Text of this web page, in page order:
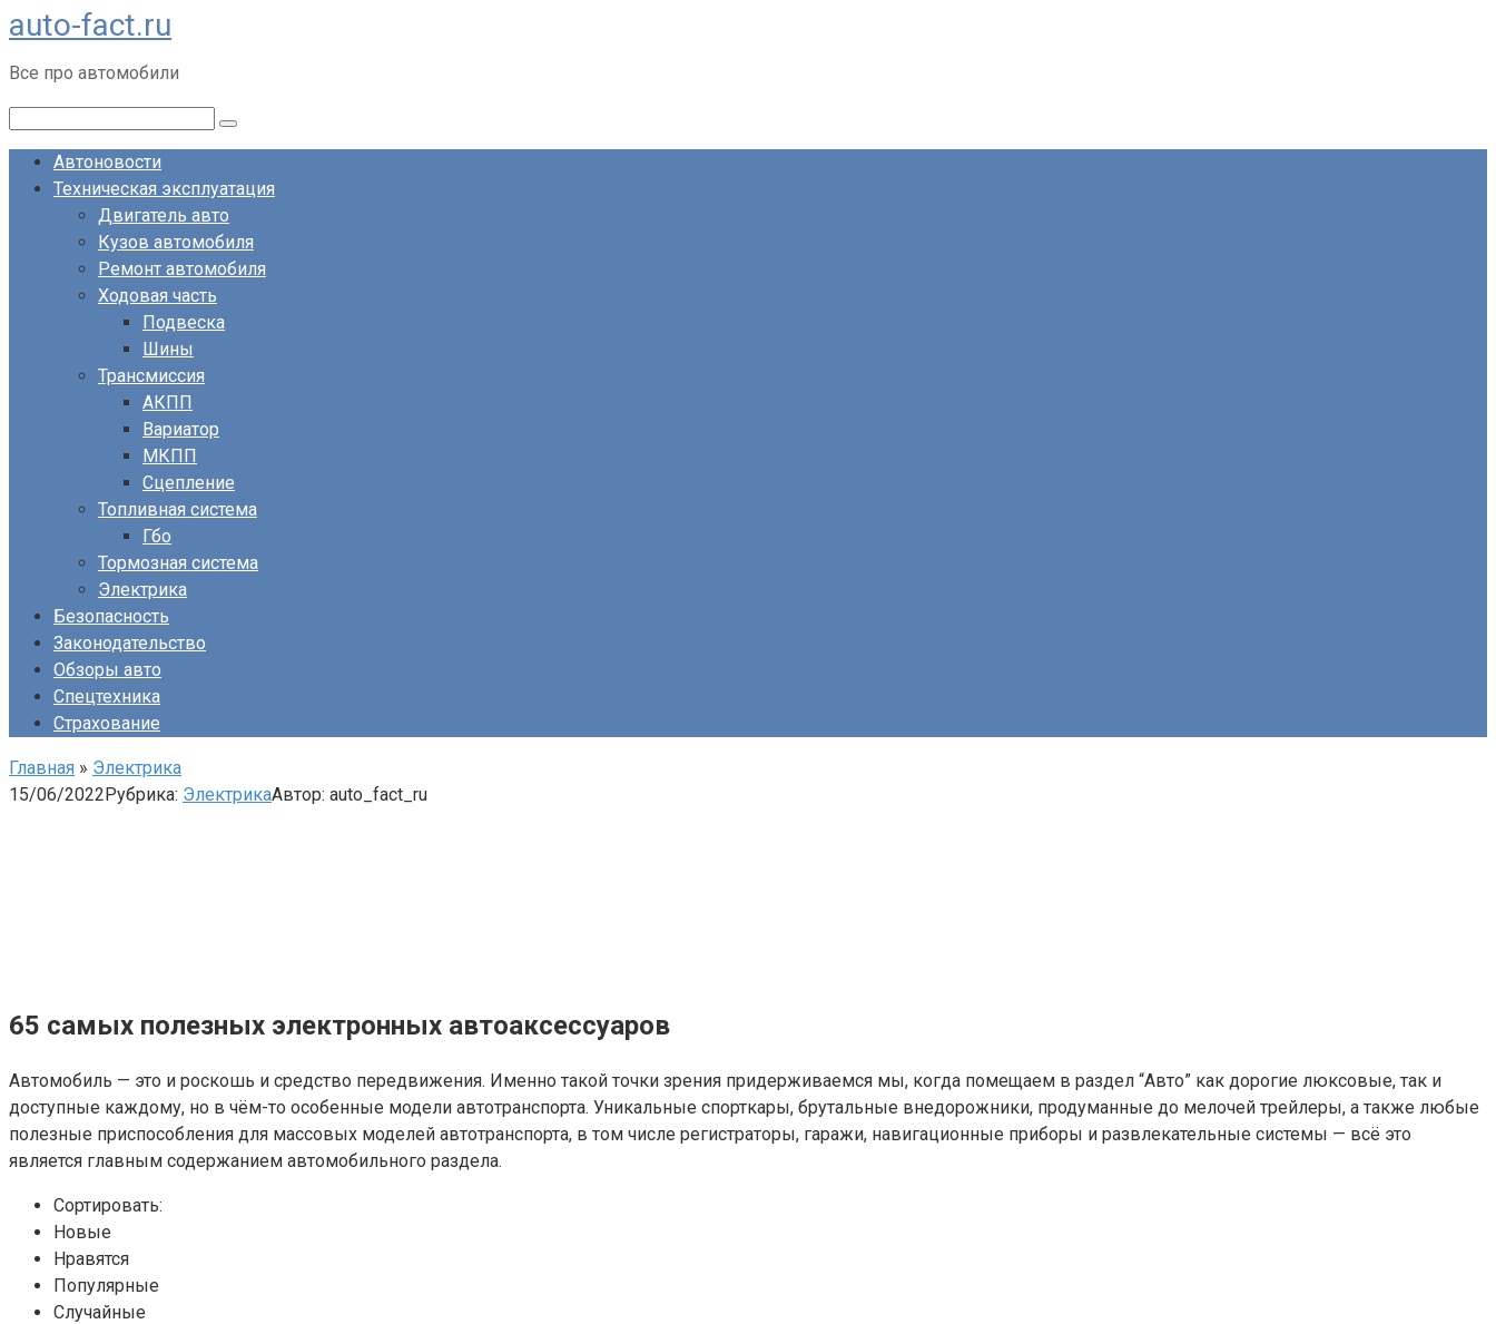
Перейти
к
контенту
auto-fact.ru
Все про автомобили
Автоновости
Техническая эксплуатация
Двигатель авто
Кузов автомобиля
Ремонт автомобиля
Ходовая часть
Подвеска
Шины
Трансмиссия
АКПП
Вариатор
МКПП
Сцепление
Топливная система
Гбо
Тормозная система
Электрика
Безопасность
Законодательство
Обзоры авто
Спецтехника
Страхование
Главная » Электрика
15/06/2022Рубрика: ЭлектрикаАвтор: auto_fact_ru
65 самых полезных электронных автоаксессуаров
Автомобиль — это и роскошь и средство передвижения. Именно такой точки зрения придерживаемся мы, когда помещаем в раздел “Авто” как дорогие люксовые, так и
доступные каждому, но в чём-то особенные модели автотранспорта. Уникальные спорткары, брутальные внедорожники, продуманные до мелочей трейлеры, а также любые
полезные приспособления для массовых моделей автотранспорта, в том числе регистраторы, гаражи, навигационные приборы и развлекательные системы — всё это
является главным содержанием автомобильного раздела.
Сортировать:
Новые
Нравятся
Популярные
Случайные